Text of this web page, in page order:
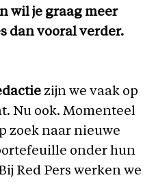
wil je graag meer
dan vooral verder.
zijn we vaak op
Nu ook. Momenteel
zoek naar nieuwe
onder hun
Red Pers werken we